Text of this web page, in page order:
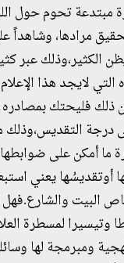
تحوم حول
مرادها، وشاهداً
عبر
لايجد هذا
فليحتك
إلى درجة
ما أمكن على
يعني
وتيسيرا لمسطرة
لها